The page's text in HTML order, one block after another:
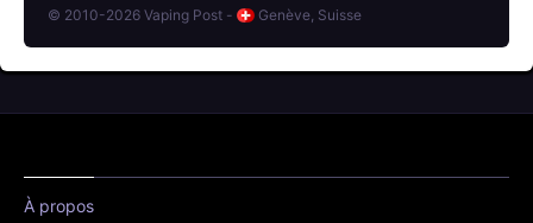
© 2010-2026 Vaping Post - Genève, Suisse
À propos